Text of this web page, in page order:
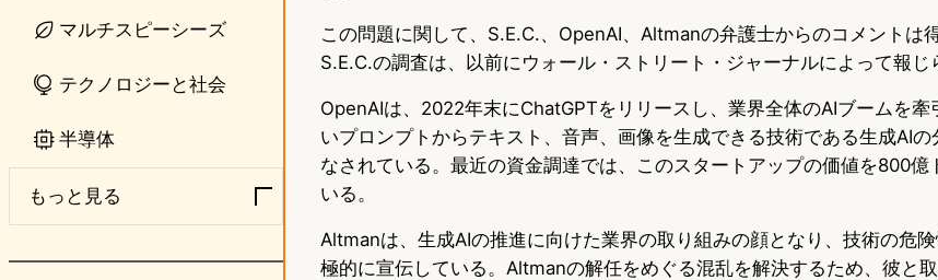
マルチスピーシーズ
テクノロジーと社会
半導体
もっと見る
この問題に関して、S.E.C.、OpenAI、Altmanの弁護士からのコメントは
S.E.C.の調査は、以前にウォール・ストリート・ジャーナルによって報じ
OpenAIは、2022年末にChatGPTをリリースし、業界全体のAIブームを牽
いプロンプトからテキスト、音声、画像を生成できる技術である生成AI
なされている。最近の資金調達では、このスタートアップの価値を800億
いる。
Altmanは、生成AIの推進に向けた業界の取り組みの顔となり、技術の危
極的に宣伝している。Altmanの解任をめぐる混乱を解決するため、彼と